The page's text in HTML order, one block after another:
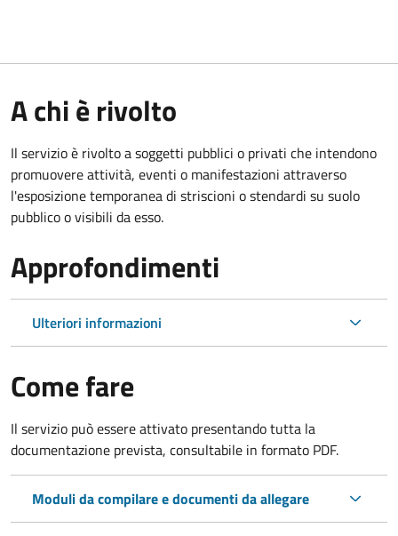
A chi è rivolto
Il servizio è rivolto a soggetti pubblici o privati che intendono
promuovere attività, eventi o manifestazioni attraverso
l'esposizione temporanea di striscioni o stendardi su suolo
pubblico o visibili da esso.
Approfondimenti
Ulteriori informazioni
Come fare
Il servizio può essere attivato presentando tutta la
documentazione prevista, consultabile in formato PDF.
Moduli da compilare e documenti da allegare